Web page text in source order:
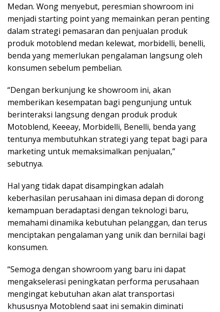
Medan. Wong menyebut, peresmian showroom ini
menjadi starting point yang memainkan peran penting
dalam strategi pemasaran dan penjualan produk
produk motoblend medan kelewat, morbidelli, benelli,
benda yang memerlukan pengalaman langsung oleh
konsumen sebelum pembelian.
“Dengan berkunjung ke showroom ini, akan
memberikan kesempatan bagi pengunjung untuk
berinteraksi langsung dengan produk produk
Motoblend, Keeeay, Morbidelli, Benelli, benda yang
tentunya membutuhkan strategi yang tepat bagi para
marketing untuk memaksimalkan penjualan,”
sebutnya.
Hal yang tidak dapat disampingkan adalah
keberhasilan perusahaan ini dimasa depan di dorong
kemampuan beradaptasi dengan teknologi baru,
memahami dinamika kebutuhan pelanggan, dan terus
menciptakan pengalaman yang unik dan bernilai bagi
konsumen.
“Semoga dengan showroom yang baru ini dapat
mengakselerasi peningkatan performa perusahaan
mengingat kebutuhan akan alat transportasi
khususnya Motoblend saat ini semakin diminati